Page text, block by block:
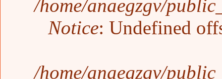
/home/anaegzgv/
Notice: Undefined
/home/anaegzgv/